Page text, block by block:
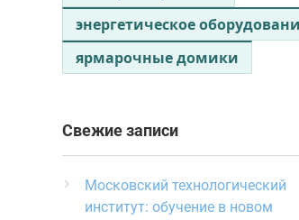
энергетическое
ярмарочные домики
Свежие записи
Московский технологический
институт: обучение в новом